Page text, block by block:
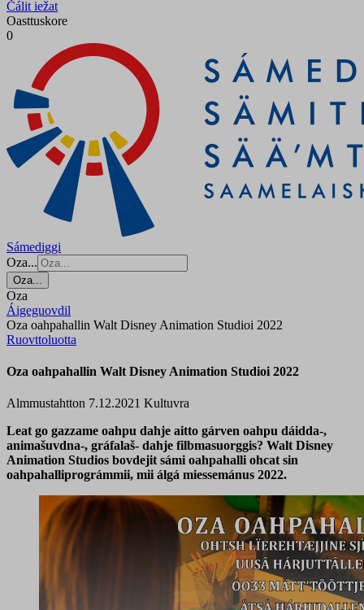
Čálit iežat
Oasttuskore
0
Sámediggi
Oza...
Oza...
Oza
Áigeguovdil
Oza oahpahallin Walt Disney Animation Studioi 2022
Ruovttoluotta
Oza oahpahallin Walt Disney Animation Studioi 2022
Almmustahtton 7.12.2021 Kultuvra
Leat go gazzame oahpu dahje aitto gárven oahpu dáidda-,
animašuvdna-, gráfalaš- dahje filbmasuorggis? Walt Disney
Animation Studios bovdejit sámi oahpahalli ohcat sin
oahpahalliprográmmii, mii álgá miessemánus 2022.